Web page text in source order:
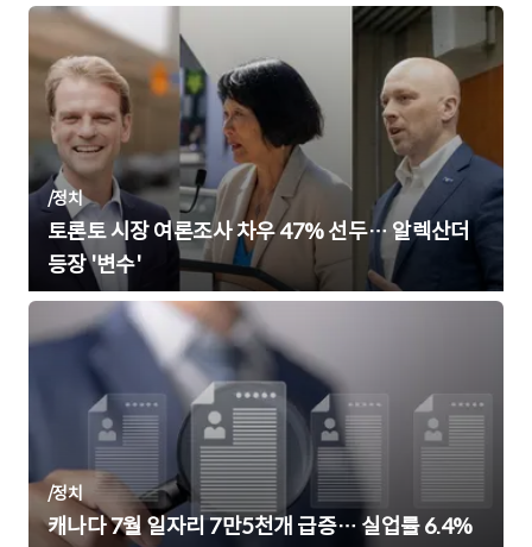
/정치
토론토 시장 여론조사 차우 47% 선두… 알렉산더
등장 '변수'
/정치
캐나다 7월 일자리 7만5천개 급증… 실업률 6.4%